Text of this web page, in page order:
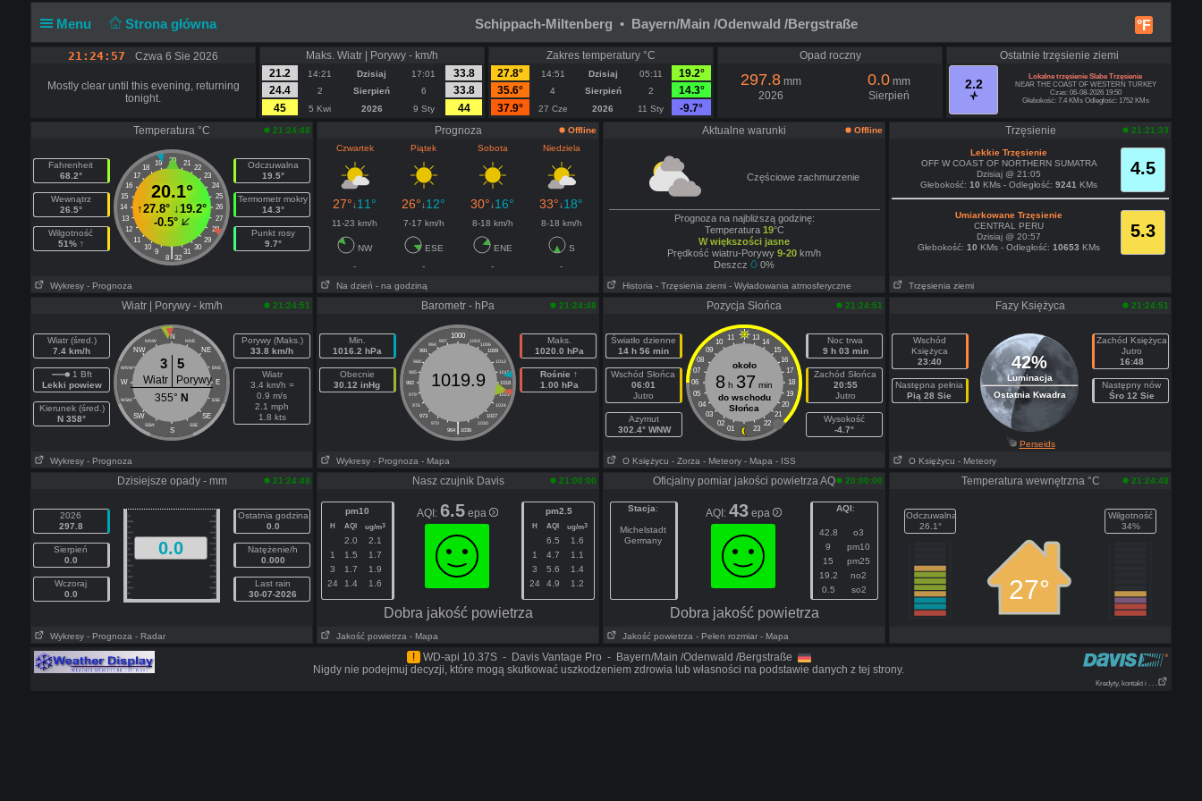
Menu Strona główna °F
Schippach-Miltenberg • Bayern/Main /Odenwald /Bergstraße
21:24:57 Czwa 6 Sie 2026
Mostly clear until this evening, returning
tonight.
Maks. Wiatr | Porywy - km/h
21.2
14:21 Dzisiaj 17:01
33.8
24.4
2 Sierpień 6
33.8
45
5 Kwi 2026 9 Sty 44
Zakres temperatury °C
27.8°
14:51 Dzisiaj 05:11
19.2°
35.6°
4 Sierpień 2
14.3°
37.9°
27 Cze 2026 11 Sty -9.7°
Opad roczny
297.8 mm
2026
0.0 mm
Sierpień
Ostatnie trzęsienie ziemi
2.2
Lokalne trzęsienie Slabe Trzęsienie
NEAR THE COAST OF WESTERN TURKEY
Czas: 06-08-2026 19:50
Głebokość: 7.4 KMs Odległość: 1752 KMs
Temperatura °C 21:24:48
Fahrenheit
68.2°
Wewnątrz
26.5°
Wilgotność
51% ↑
20
19 21
18
22
17
23
16
24
15
25
14
26
13
27
12
28
11
29
10
30
9 31
|
8 32
20.1°
↑27.8° ↓19.2°
-0.5°
Odczuwalna
19.5°
Termometr mokry
14.3°
Punkt rosy
9.7°
Wykresy - Prognoza
Prognoza
Offline
Czwartek
Piątek Sobota Niedziela
27°↓11° 26°↓12° 30°↓16° 33°↓18°
11-23 km/h 7-17 km/h 8-18 km/h 8-18 km/h
NW ESE ENE
S
-
- -
-
Na dzień - na godziną
Aktualne warunki Offline
Częściowe zachmurzenie
Prognoza na najbliższą godzinę:
Temperatura 19°C
W większości jasne
Prędkość wiatru-Porywy 9-20 km/h
Deszcz
0%
Historia - Trzęsienia ziemi - Wyładowania atmosferyczne
Trzęsienie 21:21:33
4.5
Lekkie Trzęsienie
OFF W COAST OF NORTHERN SUMATRA
Dzisiaj @ 21:05
Głebokość: 10 KMs - Odległość: 9241 KMs
5.3
Umiarkowane Trzęsienie
CENTRAL PERU
Dzisiaj @ 20:57
Głebokość: 10 KMs - Odległość: 10653 KMs
Trzęsienia ziemi
Wiatr | Porywy - km/h 21:24:51
Wiatr (śred.)
7.4 km/h
1 Bft
Lekki powiew
Kierunek (śred.)
N 358°
N
NNW NNE
NW NE
WNW ENE
W E
WSW ESE
SW SE
SSW SSE
S
3 5
Wiatr
Porywy
355° N
Porywy (Maks.)
33.8 km/h
Wiatr
3.4 km/h =
0.9 m/s
2.1 mph
1.8 kts
Wykresy - Prognoza
Barometr - hPa 21:24:48
Min.
1016.2 hPa
Obecnie
30.12 inHg
1000
997 1003
994
1006
991
1009
988
1012
985
1015
982
1018
979
1021
976
1024
973
1027
970
1030
|
964 1036
1019.9
Maks.
1020.0 hPa
Rośnie ↑
1.00 hPa
Wykresy - Prognoza - Mapa
Pozycja Słońca 21:24:51
Światło dzienne
14 h 56 min
Wschód Słońca
06:01
Jutro
Azymut
302.4° WNW
11 13
10
14
09
15
08
16
07
17
06
18
05
19
04
20
03
21
02
22
01 23
około
8 h 37 min
do wschodu
Słońca
Noc trwa
9 h 03 min
Zachód Słońca
20:55
Jutro
Wysokość
-4.7°
O Księżycu - Zorza - Meteory - Mapa - ISS
Fazy Księżyca 21:24:51
Wschód
Księżyca
23:40
Następna pełnia
Pią 28 Sie
42%
Luminacja
Ostatnia Kwadra
Zachód Księżyca
Jutro
16:48
Następny nów
Śro 12 Sie
Perseids
O Księżycu - Meteory
Dzisiejsze opady - mm 21:24:48
2026
297.8
Sierpień
0.0
Wczoraj
0.0
0.0
Ostatnia godzina
0.0
Natężenie/h
0.000
Last rain
30-07-2026
Wykresy - Prognoza - Radar
Nasz czujnik Davis 21:00:00
pm10
H AQI ug/m3
2.0
2.1
1
1.5
1.7
3
1.7
1.9
24
1.4 1.6
AQI: 6.5 epa pm2.5
H AQI ug/m3
6.5
1.6
1
4.7
1.1
3
5.6
1.4
24
4.9 1.2
Dobra jakość powietrza
Jakość powietrza - Mapa
Oficjalny pomiar jakości powietrza AQ 20:00:00
Stacja:
Michelstadt
Germany
AQI: 43 epa AQI:
42.8
o3
9
pm10
15
pm25
19.2
no2
0.5
so2
Dobra jakość powietrza
Jakość powietrza - Pełen rozmiar - Mapa
Temperatura wewnętrzna °C 21:24:48
Odczuwalna
26.1°
27°
Wilgotność
34%
!
WD-api 10.37S - Davis Vantage Pro - Bayern/Main /Odenwald /Bergstraße
Nigdy nie podejmuj decyzji, które mogą skutkować uszkodzeniem zdrowia lub własności na podstawie danych z tej strony.
Kredyty, kontakt i . . .